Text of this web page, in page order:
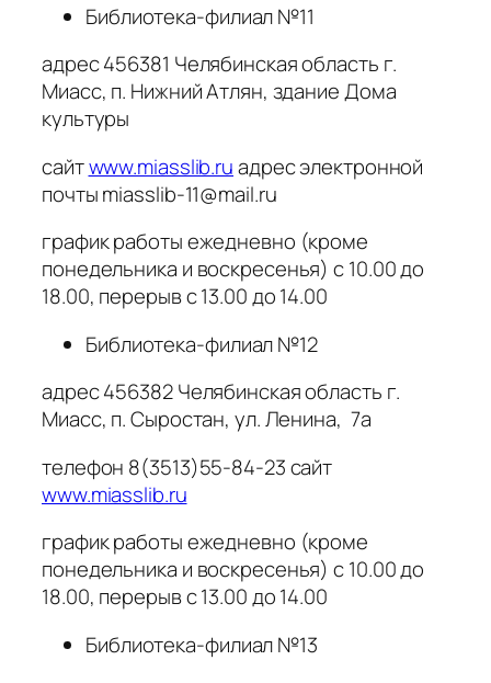
Библиотека-филиал №11
адрес 456381 Челябинская область г.
Миасс, п. Нижний Атлян, здание Дома
культуры
сайтwww.miasslib.ruадрес электронной
почты miasslib-11@mail.ru
график работы ежедневно (кроме
понедельника и воскресенья) с 10.00 до
18.00, перерыв с 13.00 до 14.00
Библиотека-филиал №12
адрес 456382 Челябинская область г.
Миасс, п. Сыростан, ул. Ленина, 7а
телефон 8(3513)55-84-23 сайт
www.miasslib.ru
график работы ежедневно (кроме
понедельника и воскресенья) с 10.00 до
18.00, перерыв с 13.00 до 14.00
Библиотека-филиал №13